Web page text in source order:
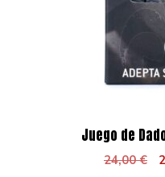
Juego de
24,00€